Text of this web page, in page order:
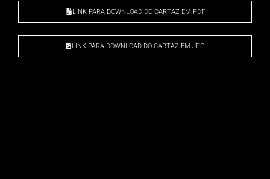
LINK PARA DOWNLOAD DO CARTAZ EM PDF
LINK PARA DOWNLOAD DO CARTAZ EM JPG